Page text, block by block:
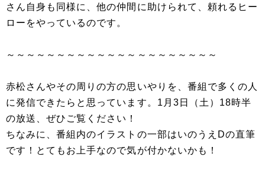
さん自身も同様に、他の仲間に助けられて、頼れるヒー
ローをやっているのです。
～～～～～～～～～～～～～～～～～～～～～
赤松さんやその周りの方の思いやりを、番組で多くの人
に発信できたらと思っています。1月3日（土）18時半
の放送、ぜひご覧ください！
ちなみに、番組内のイラストの一部はいのうえDの直筆
です！とてもお上手なので気が付かないかも！